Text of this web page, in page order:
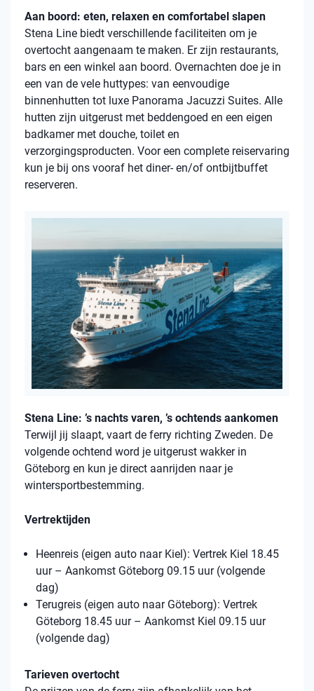
Aan boord: eten, relaxen en comfortabel slapen
Stena Line biedt verschillende faciliteiten om je
overtocht aangenaam te maken. Er zijn restaurants,
bars en een winkel aan boord. Overnachten doe je in
een van de vele huttypes: van eenvoudige
binnenhutten tot luxe Panorama Jacuzzi Suites. Alle
hutten zijn uitgerust met beddengoed en een eigen
badkamer met douche, toilet en
verzorgingsproducten. Voor een complete reiservaring
kun je bij ons vooraf het diner- en/of ontbijtbuffet
reserveren.
Stena Line: ’s nachts varen, ’s ochtends aankomen
Terwijl jij slaapt, vaart de ferry richting Zweden. De
volgende ochtend word je uitgerust wakker in
Göteborg en kun je direct aanrijden naar je
wintersportbestemming.
Vertrektijden
Heenreis (eigen auto naar Kiel): Vertrek Kiel 18.45
uur – Aankomst Göteborg 09.15 uur (volgende
dag)
Terugreis (eigen auto naar Göteborg): Vertrek
Göteborg 18.45 uur – Aankomst Kiel 09.15 uur
(volgende dag)
Tarieven overtocht